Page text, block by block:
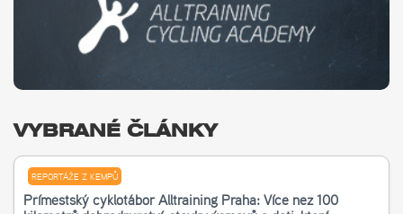
VYBRANÉ ČLÁNKY
REPORTÁŽE Z KEMPŮ
Příměstský cyklotábor Alltraining Praha: Více než 100